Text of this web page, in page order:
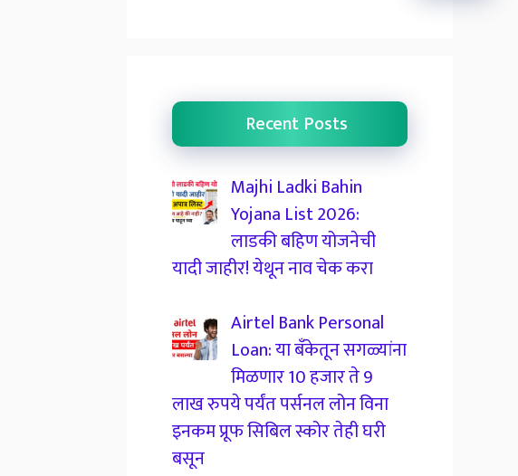
Recent Posts
Majhi Ladki Bahin
Yojana List 2026:
लाडकी बहिण योजनेची
यादी जाहीर! येथून नाव चेक करा
Airtel Bank Personal
Loan: या बँकेतून सगळ्यांना
मिळणार 10 हजार ते 9
लाख रुपये पर्यंत पर्सनल लोन विना
इनकम प्रूफ सिबिल स्कोर तेही घरी
बसून